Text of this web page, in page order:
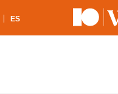
ES